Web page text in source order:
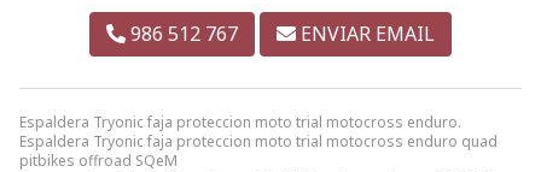
Espaldera Tryonic faja proteccion moto trial motocross enduro.
Espaldera Tryonic faja proteccion moto trial motocross enduro quad
pitbikes offroad SQeM
986 512 767 ENVIAR EMAIL